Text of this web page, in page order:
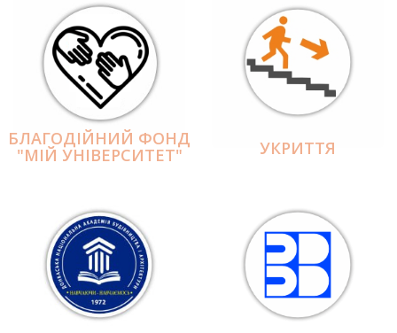
БЛАГОДІЙНИЙ ФОНД
"МІЙ УНІВЕРСИТЕТ" УКРИТТЯ